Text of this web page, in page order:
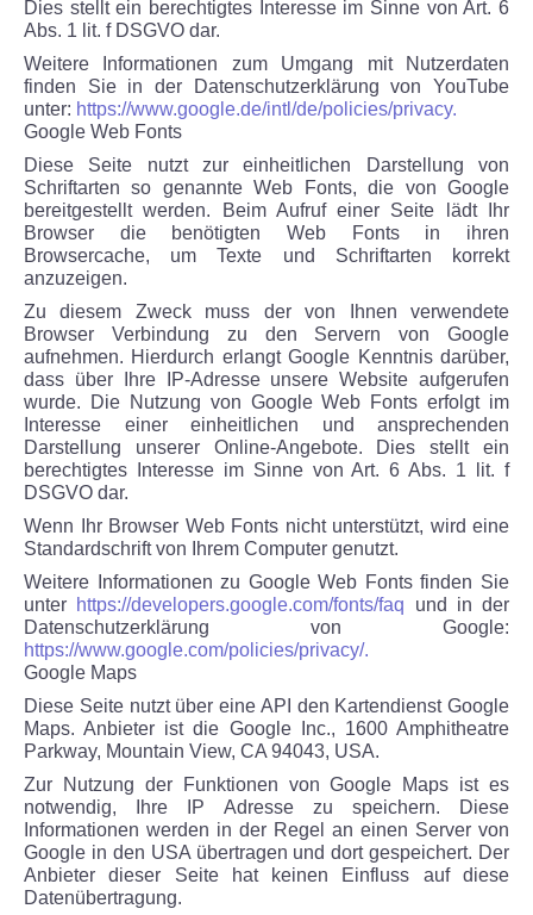
Dies stellt ein berechtigtes Interesse im Sinne von Art. 6
Abs. 1 lit. f DSGVO dar.
Weitere Informationen zum Umgang mit Nutzerdaten
finden Sie in der Datenschutzerklärung von YouTube
unter: https://www.google.de/intl/de/policies/privacy.
Google Web Fonts
Diese Seite nutzt zur einheitlichen Darstellung von
Schriftarten so genannte Web Fonts, die von Google
bereitgestellt werden. Beim Aufruf einer Seite lädt Ihr
Browser die benötigten Web Fonts in ihren
Browsercache, um Texte und Schriftarten korrekt
anzuzeigen.
Zu diesem Zweck muss der von Ihnen verwendete
Browser Verbindung zu den Servern von Google
aufnehmen. Hierdurch erlangt Google Kenntnis darüber,
dass über Ihre IP-Adresse unsere Website aufgerufen
wurde. Die Nutzung von Google Web Fonts erfolgt im
Interesse einer einheitlichen und ansprechenden
Darstellung unserer Online-Angebote. Dies stellt ein
berechtigtes Interesse im Sinne von Art. 6 Abs. 1 lit. f
DSGVO dar.
Wenn Ihr Browser Web Fonts nicht unterstützt, wird eine
Standardschrift von Ihrem Computer genutzt.
Weitere Informationen zu Google Web Fonts finden Sie
unter https://developers.google.com/fonts/faq und in der
Datenschutzerklärung von Google:
https://www.google.com/policies/privacy/.
Google Maps
Diese Seite nutzt über eine API den Kartendienst Google
Maps. Anbieter ist die Google Inc., 1600 Amphitheatre
Parkway, Mountain View, CA 94043, USA.
Zur Nutzung der Funktionen von Google Maps ist es
notwendig, Ihre IP Adresse zu speichern. Diese
Informationen werden in der Regel an einen Server von
Google in den USA übertragen und dort gespeichert. Der
Anbieter dieser Seite hat keinen Einfluss auf diese
Datenübertragung.